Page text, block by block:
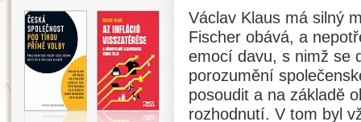
Václav Klaus má silný
Fischer obává, a
emocí davu, s nimž se
porozumění
posoudit a na základě
rozhodnutí. V tom byl